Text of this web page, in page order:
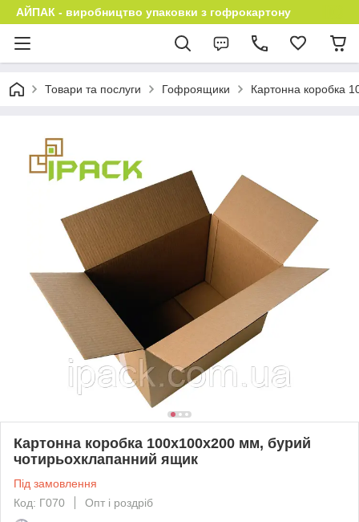
АЙПАК - виробництво упаковки з гофрокартону
Товари та послуги Гофроящики Картонна коробка
Картонна коробка 100х100х200 мм, бурий
чотирьохклапанний ящик
Під замовлення
Код: Г070
Опт і роздріб